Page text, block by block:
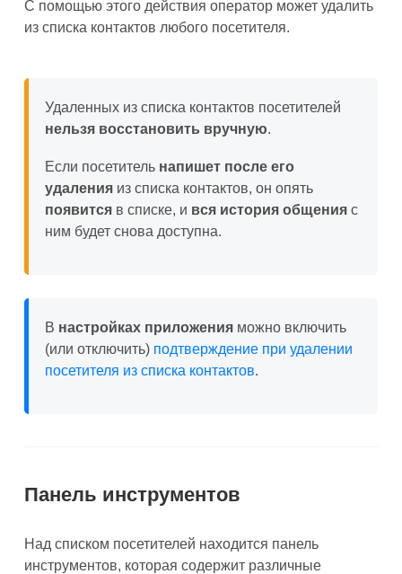
С помощью этого действия оператор может удалить
из списка контактов любого посетителя.
Удаленных из списка контактов посетителей
нельзя восстановить вручную.
Если посетитель напишет после его
удаления из списка контактов, он опять
появится в списке, и вся история общения с
ним будет снова доступна.
В настройках приложения можно включить
(или отключить) подтверждение при удалении
посетителя из списка контактов.
Панель инструментов
Над списком посетителей находится панель
инструментов, которая содержит различные